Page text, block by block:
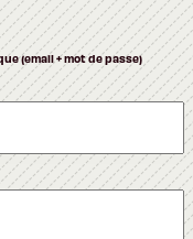
(email + mot de passe)